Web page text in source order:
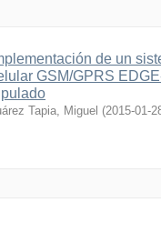
de un
GSM/GPRS
Tapia, Miguel (2015-01-